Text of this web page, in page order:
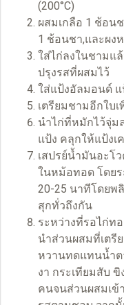
(200°C)
ผสมเกลือ 1 ช้อน
1 ช้อนชา,และผง
ใส่ไก่ลงในชามแ
ปรุงรสที่ผสมไว้
ใส่แป้งอัลมอนด์
เตรียมชามอีกใบ
นำไก่ที่หมักไว้จุ่ม
แป้ง คลุกให้แป้ง
เสปรย์น้ำมันอะโ
ในหม้อทอด โดยร
20-25 นาทีโดยพ
สุกทั่วถึงกัน
ระหว่างที่รอไก่ท
นำส่วนผสมที่เตรี
หวานทดแทนน้ำต
งา กระเทียมสับ
คนจนส่วนผสมเข้